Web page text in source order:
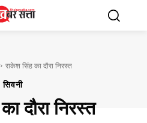
राकेश सिंह का दौरा निरस्त
सिवनी
दौरा निरस्त